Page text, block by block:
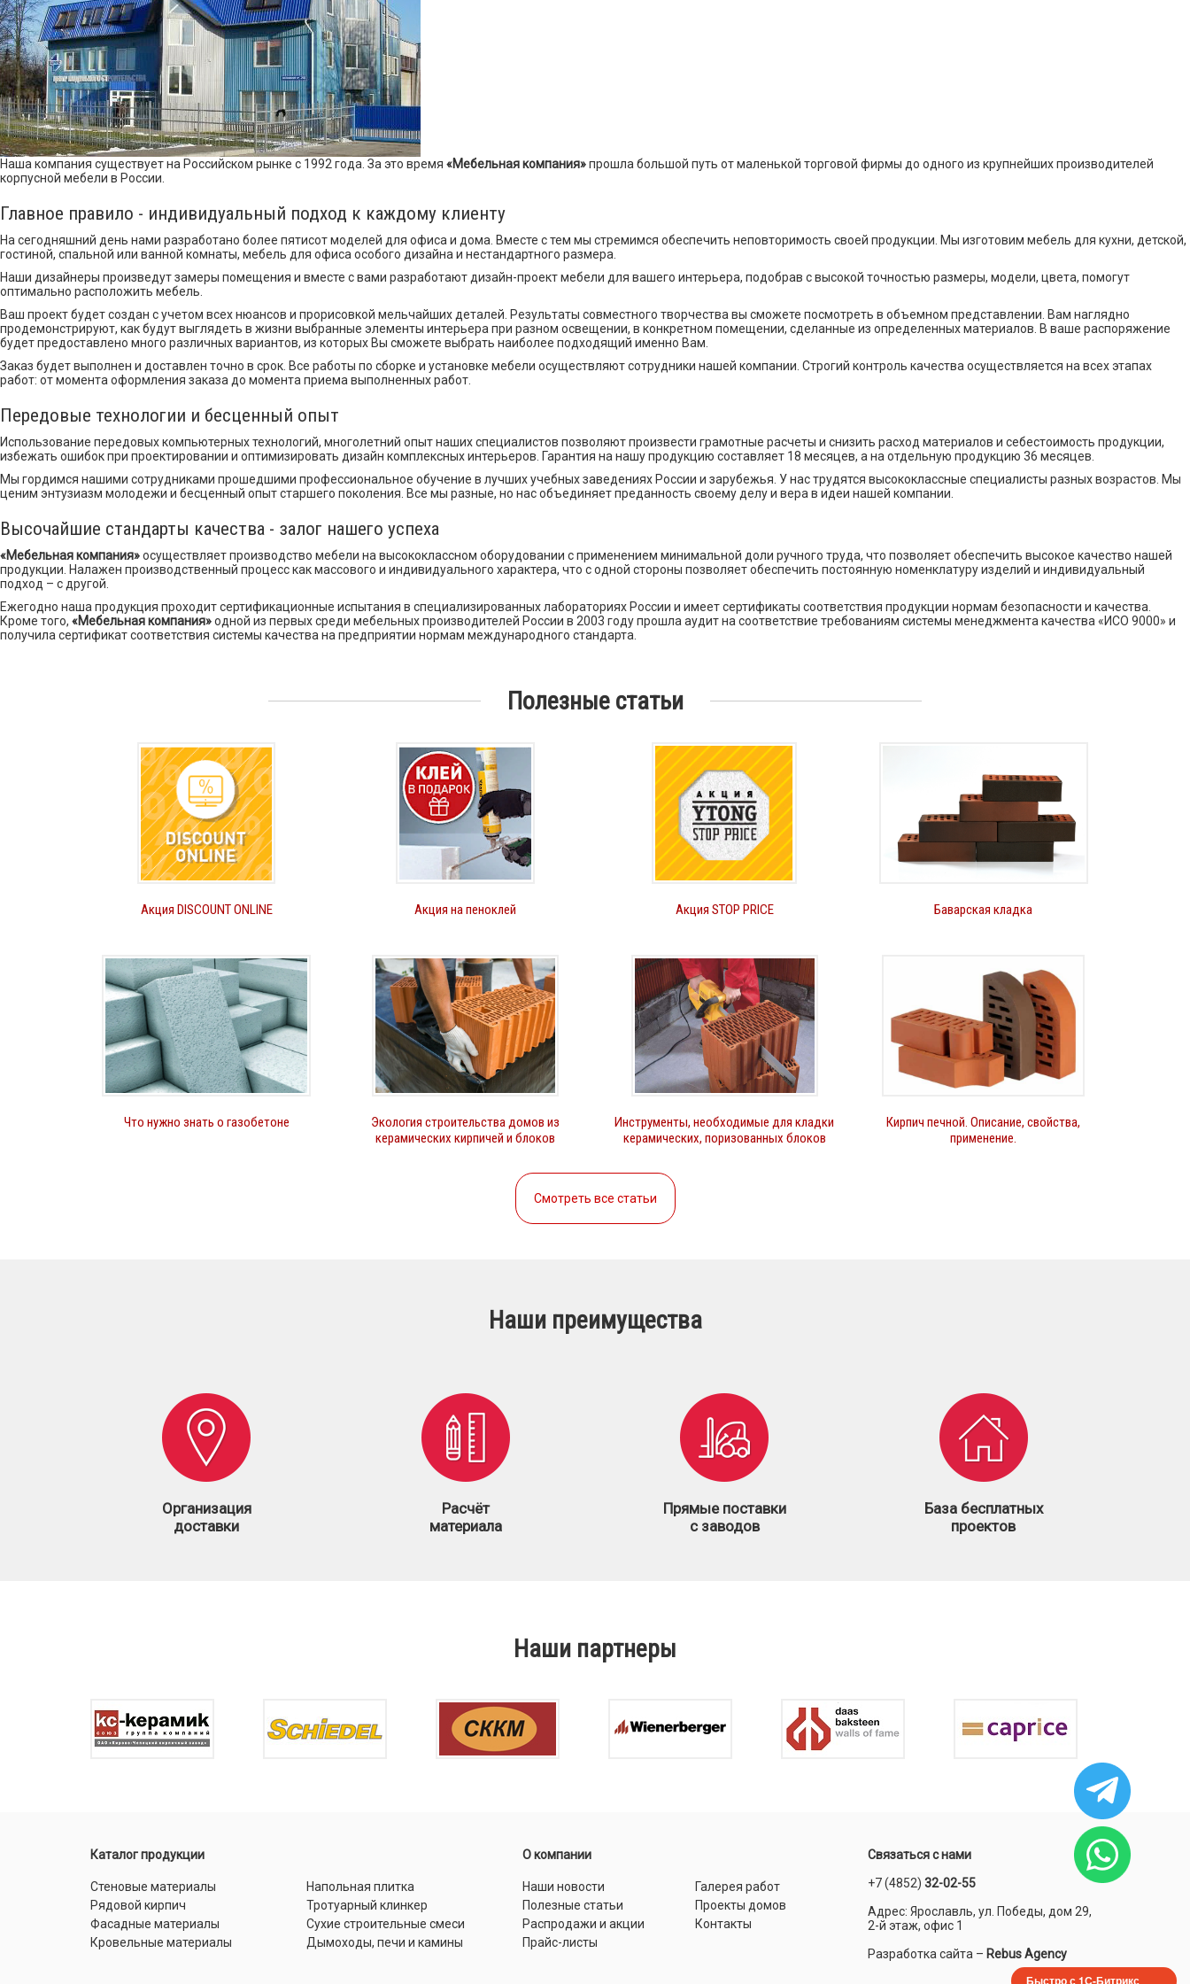
Наша компания существует на Российском рынке с 1992 года. За это время «Мебельная компания»прошла большой путь от маленькой торговой фирмы до одного из крупнейших производителей
корпусной мебели в России.
Главное правило - индивидуальный подход к каждому клиенту
На сегодняшний день нами разработано более пятисот моделей для офиса и дома. Вместе с тем мы стремимся обеспечить неповторимость своей продукции. Мы изготовим мебель для кухни, детской,
гостиной, спальной или ванной комнаты, мебель для офиса особого дизайна и нестандартного размера.
Наши дизайнеры произведут замеры помещения и вместе с вами разработают дизайн-проект мебели для вашего интерьера, подобрав с высокой точностью размеры, модели, цвета, помогут
оптимально расположить мебель.
Ваш проект будет создан с учетом всех нюансов и прорисовкой мельчайших деталей. Результаты совместного творчества вы сможете посмотреть в объемном представлении. Вам наглядно
продемонстрируют, как будут выглядеть в жизни выбранные элементы интерьера при разном освещении, в конкретном помещении, сделанные из определенных материалов. В ваше распоряжение
будет предоставлено много различных вариантов, из которых Вы сможете выбрать наиболее подходящий именно Вам.
Заказ будет выполнен и доставлен точно в срок. Все работы по сборке и установке мебели осуществляют сотрудники нашей компании. Строгий контроль качества осуществляется на всех этапах
работ: от момента оформления заказа до момента приема выполненных работ.
Передовые технологии и бесценный опыт
Использование передовых компьютерных технологий, многолетний опыт наших специалистов позволяют произвести грамотные расчеты и снизить расход материалов и себестоимость продукции,
избежать ошибок при проектировании и оптимизировать дизайн комплексных интерьеров. Гарантия на нашу продукцию составляет 18 месяцев, а на отдельную продукцию 36 месяцев.
Мы гордимся нашими сотрудниками прошедшими профессиональное обучение в лучших учебных заведениях России и зарубежья. У нас трудятся высококлассные специалисты разных возрастов. Мы
ценим энтузиазм молодежи и бесценный опыт старшего поколения. Все мы разные, но нас объединяет преданность своему делу и вера в идеи нашей компании.
Высочайшие стандарты качества - залог нашего успеха
«Мебельная компания»осуществляет производство мебели на высококлассном оборудовании с применением минимальной доли ручного труда, что позволяет обеспечить высокое качество нашей
продукции. Налажен производственный процесс как массового и индивидуального характера, что с одной стороны позволяет обеспечить постоянную номенклатуру изделий и индивидуальный
подход – с другой.
Ежегодно наша продукция проходит сертификационные испытания в специализированных лабораториях России и имеет сертификаты соответствия продукции нормам безопасности и качества.
Кроме того, «Мебельная компания»одной из первых среди мебельных производителей России в 2003 году прошла аудит на соответствие требованиям системы менеджмента качества «ИСО 9000» и
получила сертификат соответствия системы качества на предприятии нормам международного стандарта.
Полезные статьи
Акция DISCOUNT ONLINE Акция на пеноклей Акция STOP PRICE Баварская кладка
Что нужно знать о газобетоне
Экология строительства домов из
керамических кирпичей и блоков
Инструменты, необходимые для кладки
керамических, поризованных блоков
Кирпич печной. Описание, свойства,
применение.
Смотреть все статьи
Наши преимущества
Организация
доставки
Расчёт
материала
Прямые поставки
с заводов
База бесплатных
проектов
Наши партнеры
Каталог продукции
Стеновые материалы
Рядовой кирпич
Фасадные материалы
Кровельные материалы
Напольная плитка
Тротуарный клинкер
Сухие строительные смеси
Дымоходы, печи и камины
О компании
Наши новости
Полезные статьи
Распродажи и акции
Прайс-листы
Галерея работ
Проекты домов
Контакты
Связаться с нами
+7 (4852) 32-02-55
Адрес: Ярославль, ул. Победы, дом 29,
2-й этаж, офис 1
Разработка сайта – Rebus Agency
Быстро с 1С-Битрикс